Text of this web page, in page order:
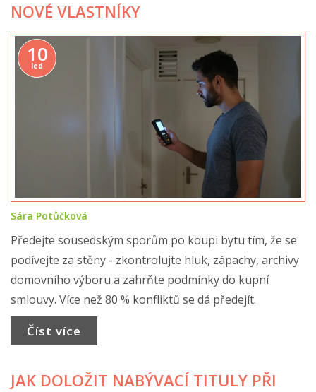
NOVÉ VLASTNÍKY
10
led
Sára Potůčková
Předejte sousedským sporům po koupi bytu tím, že se
podívejte za stěny - zkontrolujte hluk, zápachy, archivy
domovního výboru a zahrňte podmínky do kupní
smlouvy. Více než 80 % konfliktů se dá předejít.
Číst více
JAK DOLOŽIT NABÝVACÍ TITULY PŘI